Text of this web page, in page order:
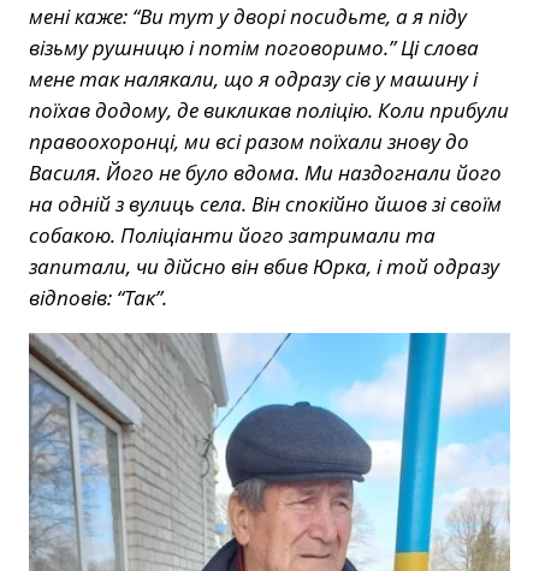
мені каже: “Ви тут у дворі посидьте, а я піду
візьму рушницю і потім поговоримо.” Ці слова
мене так налякали, що я одразу сів у машину і
поїхав додому, де викликав поліцію. Коли прибули
правоохоронці, ми всі разом поїхали знову до
Василя. Його не було вдома. Ми наздогнали його
на одній з вулиць села. Він спокійно йшов зі своїм
собакою. Поліціанти його затримали та
запитали, чи дійсно він вбив Юрка, і той одразу
відповів: “Так”.